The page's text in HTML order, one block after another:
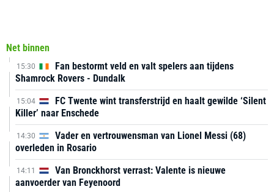
Net binnen
15:30
Fan bestormt veld en valt spelers aan tijdens
Shamrock Rovers - Dundalk
15:04
FC Twente wint transferstrijd en haalt gewilde ‘Silent
Killer’ naar Enschede
14:30
Vader en vertrouwensman van Lionel Messi (68)
overleden in Rosario
14:11
Van Bronckhorst verrast: Valente is nieuwe
aanvoerder van Feyenoord